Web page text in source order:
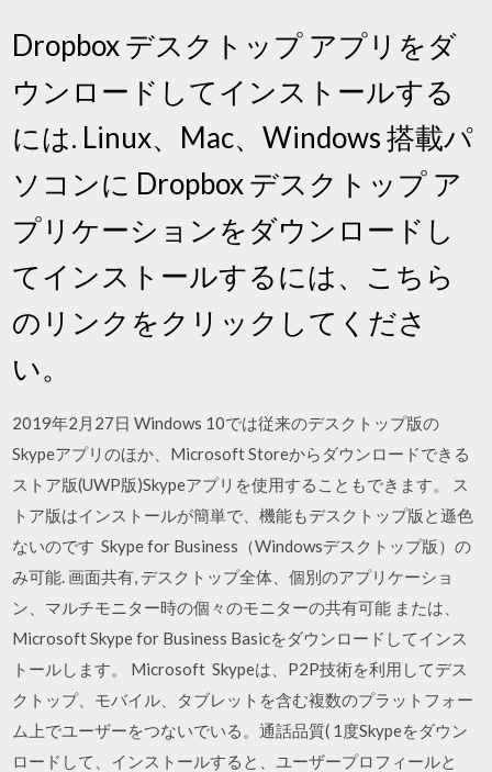
Dropbox デスクトップ アプリをダ
ウンロードしてインストールする
には. Linux、Mac、Windows 搭載パ
ソコンに Dropbox デスクトップ ア
プリケーションをダウンロードし
てインストールするには、こちら
のリンクをクリックしてくださ
い。
2019年2月27日 Windows 10では従来のデスクトップ版の
Skypeアプリのほか、Microsoft Storeからダウンロードできる
ストア版(UWP版)Skypeアプリを使用することもできます。 ス
トア版はインストールが簡単で、機能もデスクトップ版と遜色
ないのです Skype for Business（Windowsデスクトップ版）の
み可能. 画面共有, デスクトップ全体、個別のアプリケーショ
ン、マルチモニター時の個々のモニターの共有可能 または、
Microsoft Skype for Business Basicをダウンロードしてインス
トールします。 Microsoft Skypeは、P2P技術を利用してデス
クトップ、モバイル、タブレットを含む複数のプラットフォー
ム上でユーザーをつないでいる。通話品質( 1度Skypeをダウン
ロードして、インストールすると、ユーザープロフィールと